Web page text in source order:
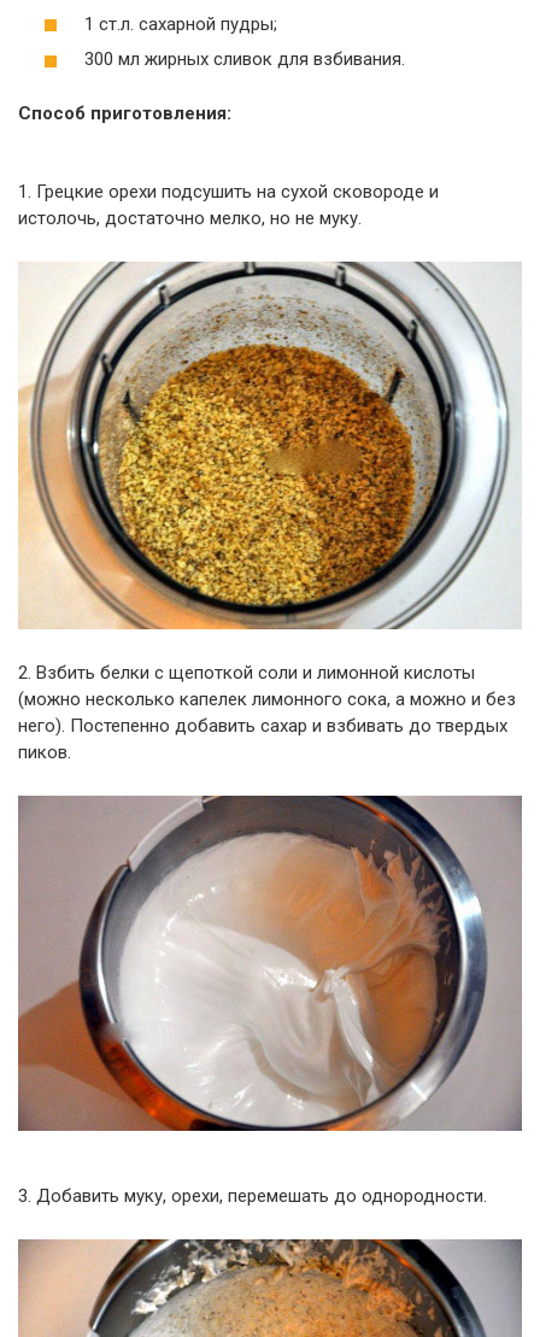
1 ст.л. сахарной пудры;
300 мл жирных сливок для взбивания.
Способ приготовления:
1. Грецкие орехи подсушить на сухой сковороде и
истолочь, достаточно мелко, но не муку.
2. Взбить белки с щепоткой соли и лимонной кислоты
(можно несколько капелек лимонного сока, а можно и без
него). Постепенно добавить сахар и взбивать до твердых
пиков.
3. Добавить муку, орехи, перемешать до однородности.